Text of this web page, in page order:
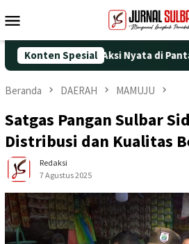
ke
Mobile
Konten Spesial
25 dengan Aksi Nyata di Pantai
Beranda DAERAH MAMUJU
Satgas Pangan Sulbar
Distribusi dan Kualitas
Redaksi
7 Agustus 2025